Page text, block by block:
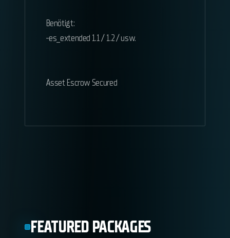
Benötigt:
-es_extended 1.1 / 1.2 / usw.
Asset Escrow Secured
FEATURED PACKAGES